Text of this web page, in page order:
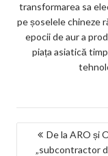
transformarea sa
pe șoselele chineze
epocii de aur a
piața asiatică
NAVIGARE
De la ARO și
„subcontractor